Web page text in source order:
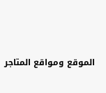
الموقع ومواقع المتاجر